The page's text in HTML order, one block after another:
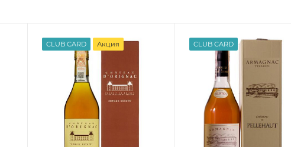
CLUB CARD Акция CLUB CARD